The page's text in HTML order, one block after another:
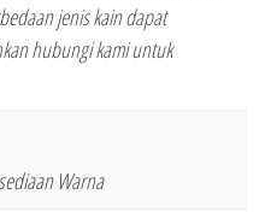
jenis kain dapat
hubungi kami untuk
Warna